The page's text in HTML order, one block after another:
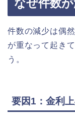
なぜ件数
件数の減少は偶
が重なって起き
う。
要因1：金利